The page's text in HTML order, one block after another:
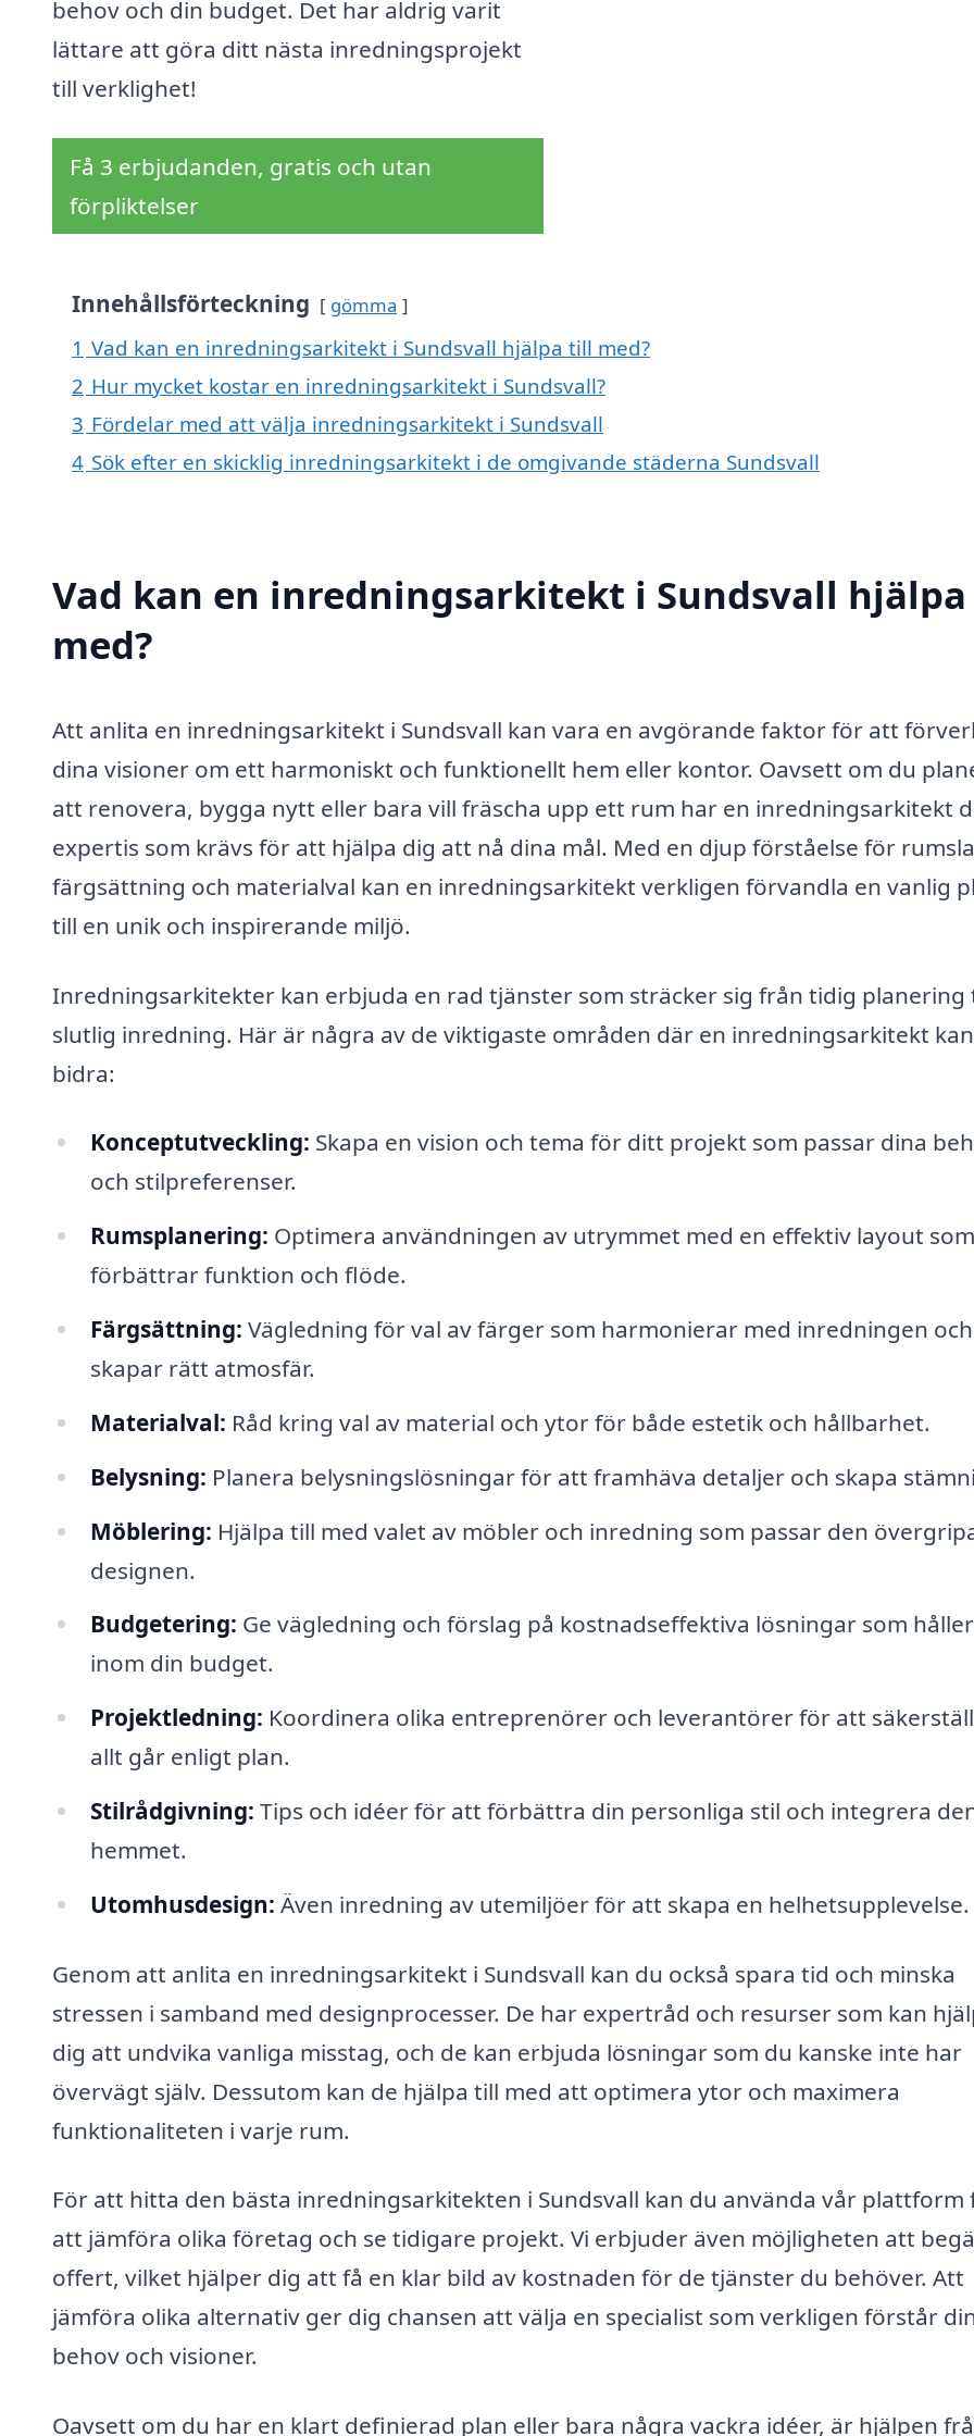
behov och din budget. Det har aldrig varit
lättare att göra ditt nästa inredningsprojekt
till verklighet!
Få 3 erbjudanden, gratis och utan
förpliktelser
Innehållsförteckning gömma
1 Vad kan en inredningsarkitekt i Sundsvall hjälpa till med?
2 Hur mycket kostar en inredningsarkitekt i Sundsvall?
3 Fördelar med att välja inredningsarkitekt i Sundsvall
4 Sök efter en skicklig inredningsarkitekt i de omgivande städerna Sundsvall
Vad kan en inredningsarkitekt i Sundsvall
med?
Att anlita en inredningsarkitekt i Sundsvall kan vara en avgörande faktor för att
dina visioner om ett harmoniskt och funktionellt hem eller kontor. Oavsett om du
att renovera, bygga nytt eller bara vill fräscha upp ett rum har en inredningsarkitekt
expertis som krävs för att hjälpa dig att nå dina mål. Med en djup förståelse för
färgsättning och materialval kan en inredningsarkitekt verkligen förvandla en vanlig
till en unik och inspirerande miljö.
Inredningsarkitekter kan erbjuda en rad tjänster som sträcker sig från tidig planering
slutlig inredning. Här är några av de viktigaste områden där en inredningsarkitekt kan
bidra:
Konceptutveckling: Skapa en vision och tema för ditt projekt som passar dina
och stilpreferenser.
Rumsplanering: Optimera användningen av utrymmet med en effektiv layout som
förbättrar funktion och flöde.
Färgsättning: Vägledning för val av färger som harmonierar med inredningen och
skapar rätt atmosfär.
Materialval: Råd kring val av material och ytor för både estetik och hållbarhet.
Belysning: Planera belysningslösningar för att framhäva detaljer och skapa
Möblering: Hjälpa till med valet av möbler och inredning som passar den
designen.
Budgetering: Ge vägledning och förslag på kostnadseffektiva lösningar som
inom din budget.
Projektledning: Koordinera olika entreprenörer och leverantörer för att
allt går enligt plan.
Stilrådgivning: Tips och idéer för att förbättra din personliga stil och integrera
hemmet.
Utomhusdesign: Även inredning av utemiljöer för att skapa en helhetsupplevelse.
Genom att anlita en inredningsarkitekt i Sundsvall kan du också spara tid och minska
stressen i samband med designprocesser. De har expertråd och resurser som kan
dig att undvika vanliga misstag, och de kan erbjuda lösningar som du kanske inte har
övervägt själv. Dessutom kan de hjälpa till med att optimera ytor och maximera
funktionaliteten i varje rum.
För att hitta den bästa inredningsarkitekten i Sundsvall kan du använda vår plattform
att jämföra olika företag och se tidigare projekt. Vi erbjuder även möjligheten att
offert, vilket hjälper dig att få en klar bild av kostnaden för de tjänster du behöver. Att
jämföra olika alternativ ger dig chansen att välja en specialist som verkligen förstår
behov och visioner.
Oavsett om du har en klart definierad plan eller bara några vackra idéer, är hjälpen